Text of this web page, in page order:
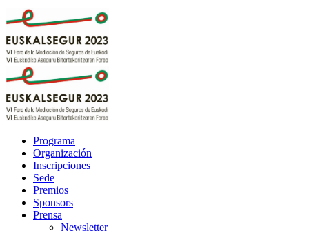
Programa
Organización
Inscripciones
Sede
Premios
Sponsors
Prensa
Newsletter